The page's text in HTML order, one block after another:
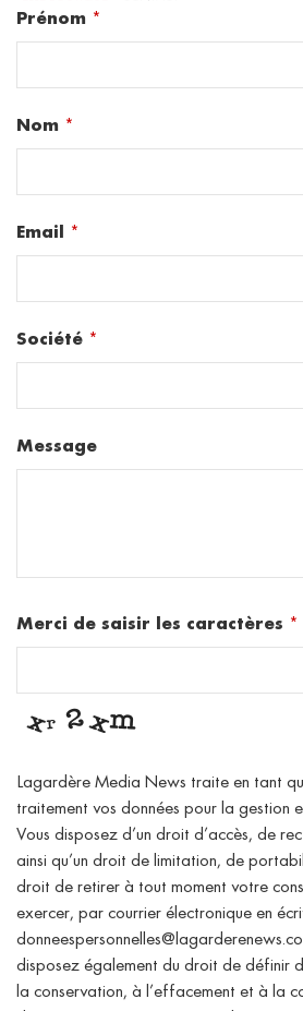
Prénom *
Nom *
Email *
Société *
Message
Merci de saisir les caractères *
Lagardère Media News traite en tant
traitement vos données pour la gestion
Vous disposez d’un droit d’accès, de
ainsi qu’un droit de limitation, de
droit de retirer à tout moment votre
exercer, par courrier électronique en
disposez également du droit de définir
la conservation, à l’effacement et à la